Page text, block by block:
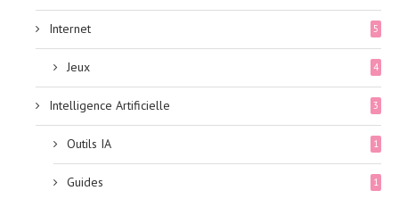
Internet 5
Jeux 4
Intelligence Artificielle 3
Outils IA 1
Guides 1